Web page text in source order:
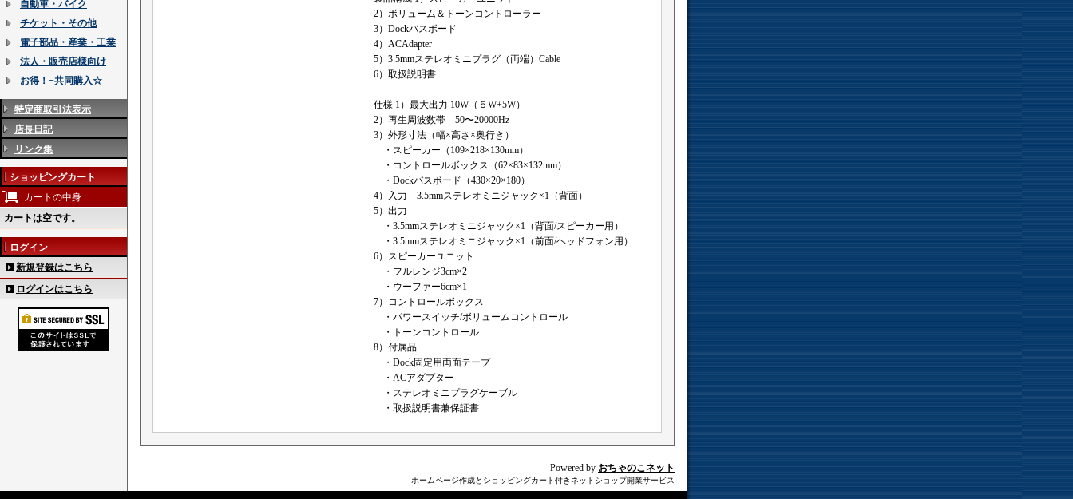
自動車・バイク
チケット・その他
電子部品・産業・工業
法人・販売店様向け
お得！−共同購入☆
特定商取引法表示
店長日記
リンク集
ショッピングカート
カートの中身
カートは空です。
ログイン
新規登録はこちら
ログインはこちら
2）ボリューム＆トーンコントローラー
3）Dockバスボード
4）ACAdapter
5）3.5mmステレオミニプラグ（両端）Cable
6）取扱説明書
仕様 1）最大出力 10W（５W+5W）
2）再生周波数帯 50〜20000Hz
3）外形寸法（幅×高さ×奥行き）
・スピーカー（109×218×130mm）
・コントロールボックス（62×83×132mm）
・Dockバスボード（430×20×180）
4）入力 3.5mmステレオミニジャック×1（背面）
5）出力
・3.5mmステレオミニジャック×1（背面/スピーカー用）
・3.5mmステレオミニジャック×1（前面/ヘッドフォン用）
6）スピーカーユニット
・フルレンジ3cm×2
・ウーファー6cm×1
7）コントロールボックス
・パワースイッチ/ボリュームコントロール
・トーンコントロール
8）付属品
・Dock固定用両面テープ
・ACアダプター
・ステレオミニプラグケーブル
・取扱説明書兼保証書
Powered by おちゃのこネット
ホームページ作成とショッピングカート付きネットショップ開業サービス